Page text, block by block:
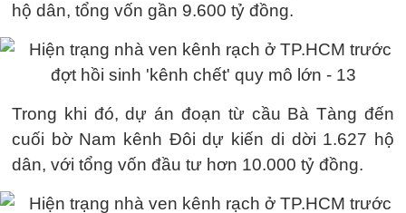
hộ dân, tổng vốn gần 9.600 tỷ đồng.
Trong khi đó, dự án đoạn từ cầu Bà Tàng đến
cuối bờ Nam kênh Đôi dự kiến di dời 1.627 hộ
dân, với tổng vốn đầu tư hơn 10.000 tỷ đồng.